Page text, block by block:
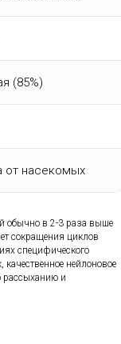
(85%)
от насекомых
обычно в 2-3 раза выше
сокращения циклов
специфического
качественное нейлоновое
рассыханию и